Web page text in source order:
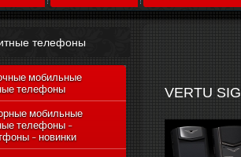
телефоны
мобильные
телефоны
мобильные
телефоны -
- новинки
VERTU